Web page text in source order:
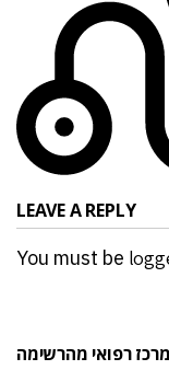
LEAVE A REPLY
You must be
רפואי מהרשימה